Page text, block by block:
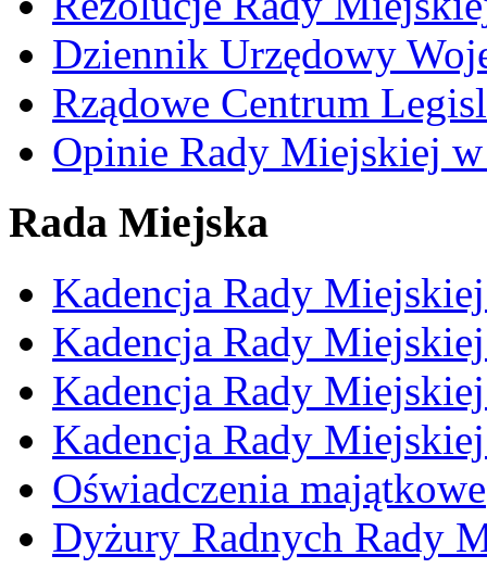
Dziennik Urzędowy
Rządowe Centrum
Opinie Rady Miejskiej w
Rada Miejska
Kadencja Rady
Kadencja Rady
Kadencja Rady
Kadencja Rady
Oświadczenia majątkowe
Dyżury Radnych Rady